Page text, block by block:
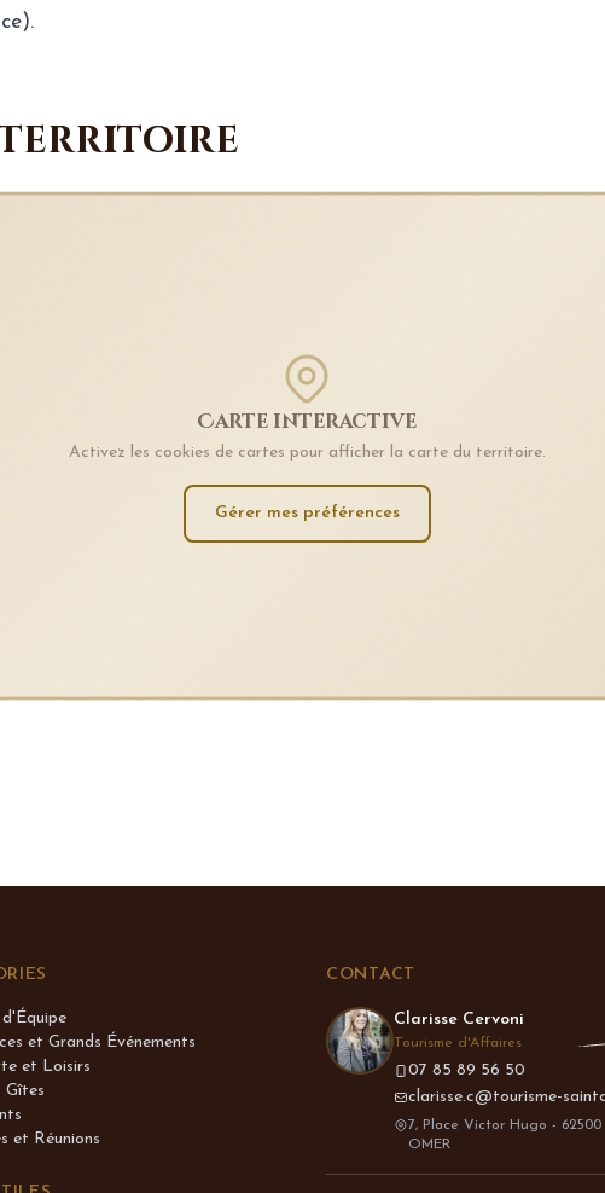
territoire
Carte interactive
Activez les cookies de cartes pour afficher la carte du territoire.
Gérer mes préférences
et Grands Événements
et Loisirs
Gîtes
et Réunions
CONTACT
Clarisse Cervoni
Tourisme d'Affaires
07 85 89 56 50
clarisse.c@tourisme-
7, Place Victor Hugo - 62500
OMER